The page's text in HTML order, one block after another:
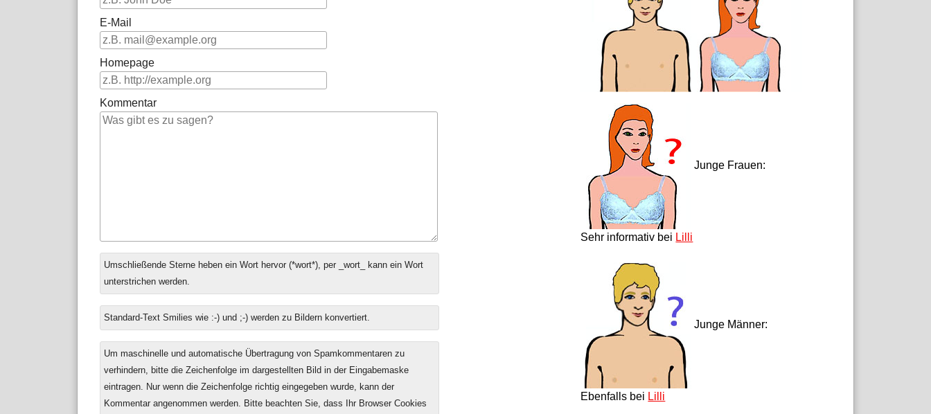
E-Mail
Homepage
Kommentar
Antwort
Umschließende Sterne heben ein Wort hervor (*wort*), per _wort_ kann ein Wort
unterstrichen werden.
Standard-Text Smilies wie :-) und ;-) werden zu Bildern konvertiert.
Um maschinelle und automatische Übertragung von Spamkommentaren zu
verhindern, bitte die Zeichenfolge im dargestellten Bild in der Eingabemaske
eintragen. Nur wenn die Zeichenfolge richtig eingegeben wurde, kann der
Kommentar angenommen werden. Bitte beachten Sie, dass Ihr Browser Cookies
Junge Frauen:
Sehr informativ bei Lilli
Junge Männer:
Ebenfalls bei Lilli